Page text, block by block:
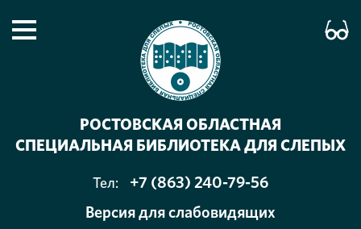
РОСТОВСКАЯ ОБЛАСТНАЯ
СПЕЦИАЛЬНАЯ БИБЛИОТЕКА ДЛЯ СЛЕПЫХ
Тел:
+7 (863) 240-79-56
Версия для слабовидящих